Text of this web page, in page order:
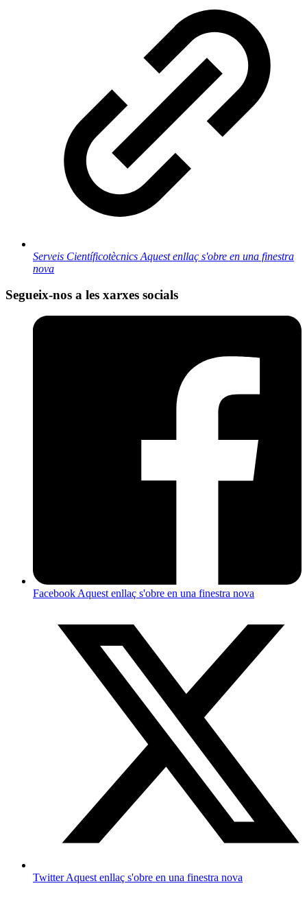
Serveis Científicotècnics Aquest enllaç s'obre en una finestra
nova
Segueix-nos a les xarxes socials
Facebook Aquest enllaç s'obre en una finestra nova
TwitterAquest enllaç s'obre en una finestra nova